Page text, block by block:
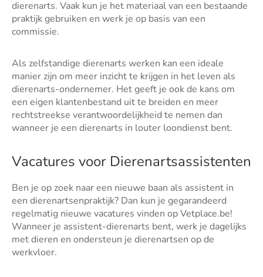
dierenarts. Vaak kun je het materiaal van een bestaande
praktijk gebruiken en werk je op basis van een
commissie.
Als zelfstandige dierenarts werken kan een ideale
manier zijn om meer inzicht te krijgen in het leven als
dierenarts-ondernemer. Het geeft je ook de kans om
een eigen klantenbestand uit te breiden en meer
rechtstreekse verantwoordelijkheid te nemen dan
wanneer je een dierenarts in louter loondienst bent.
Vacatures voor Dierenartsassistenten
Ben je op zoek naar een nieuwe baan als assistent in
een dierenartsenpraktijk? Dan kun je gegarandeerd
regelmatig nieuwe vacatures vinden op Vetplace.be!
Wanneer je assistent-dierenarts bent, werk je dagelijks
met dieren en ondersteun je dierenartsen op de
werkvloer.